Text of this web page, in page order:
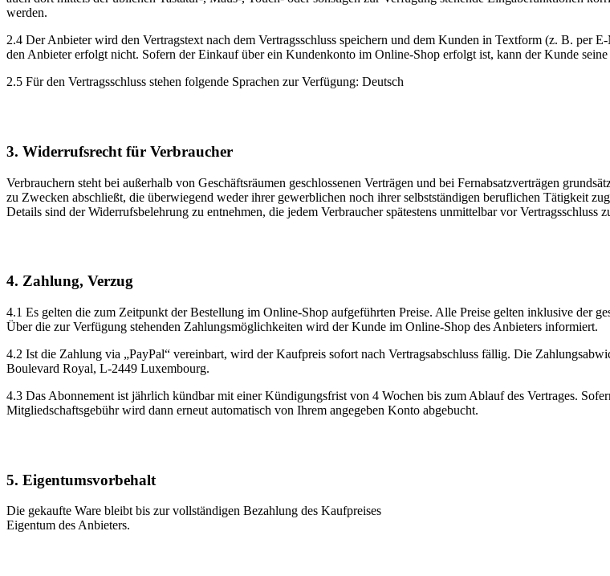
werden.
2.4 Der Anbieter wird den Vertragstext nach dem Vertragsschluss speichern und dem Kunden in Textform (z. B. per
den Anbieter erfolgt nicht. Sofern der Einkauf über ein Kundenkonto im Online-Shop erfolgt ist, kann der Kunde
2.5 Für den Vertragsschluss stehen folgende Sprachen zur Verfügung: Deutsch
3. Widerrufsrecht für Verbraucher
Verbrauchern steht bei außerhalb von Geschäftsräumen geschlossenen Verträgen und bei Fernabsatzverträgen
zu Zwecken abschließt, die überwiegend weder ihrer gewerblichen noch ihrer selbstständigen beruflichen Tätigkeit
Details sind der Widerrufsbelehrung zu entnehmen, die jedem Verbraucher spätestens unmittelbar vor Vertragsschluss
4. Zahlung, Verzug
4.1 Es gelten die zum Zeitpunkt der Bestellung im Online-Shop aufgeführten Preise. Alle Preise gelten inklusive der
Über die zur Verfügung stehenden Zahlungsmöglichkeiten wird der Kunde im Online-Shop des Anbieters informiert.
4.2 Ist die Zahlung via „PayPal“ vereinbart, wird der Kaufpreis sofort nach Vertragsabschluss fällig. Die
Boulevard Royal, L-2449 Luxembourg.
4.3 Das Abonnement ist jährlich kündbar mit einer Kündigungsfrist von 4 Wochen bis zum Ablauf des Vertrages.
Mitgliedschaftsgebühr wird dann erneut automatisch von Ihrem angegeben Konto abgebucht.
5. Eigentumsvorbehalt
Die gekaufte Ware bleibt bis zur vollständigen Bezahlung des Kaufpreises
Eigentum des Anbieters.